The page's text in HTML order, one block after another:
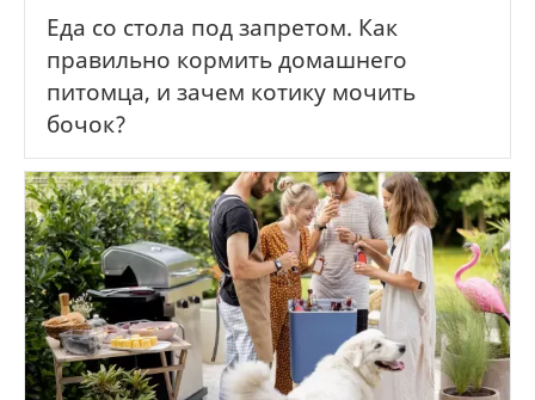
Еда со стола под запретом. Как
правильно кормить домашнего
питомца, и зачем котику мочить
бочок?